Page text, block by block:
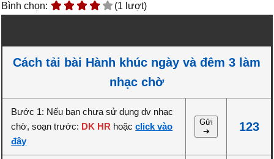
Bình chọn:
(1 lượt)
Cách tải bài Hành khúc ngày và đêm 3 làm
nhạc chờ
Bước 1: Nếu bạn chưa sử dụng dv nhạc
chờ, soạn trước: DK HR hoặcclick vào
đây
Gửi
➔
123